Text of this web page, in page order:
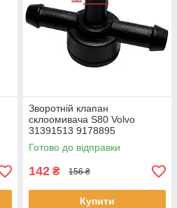
Зворотній клапан
склоомивача S80 Volvo
31391513 9178895
Готово до відправки
142 ₴ 156 ₴
Купити